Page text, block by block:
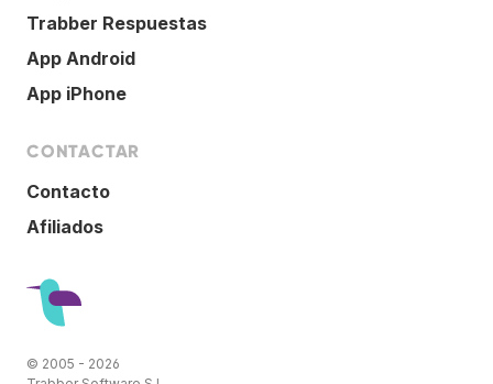
Trabber Respuestas
App Android
App iPhone
CONTACTAR
Contacto
Afiliados
© 2005 - 2026